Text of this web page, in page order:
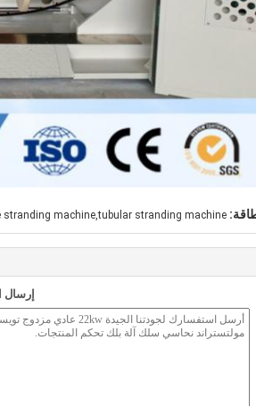
machine,tubular stranding machine
إرسال